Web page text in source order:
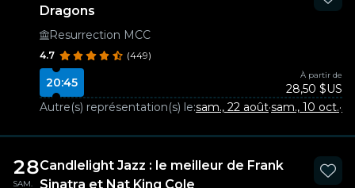
Dragons
Resurrection MCC
4.7 (449)
20:45
À partir de
28,50 $US
Autre(s) représentation(s) le:sam., 22 août·sam., 10 oct.·
28
SAM.
Candlelight Jazz : le meilleur de Frank
Sinatra et Nat King Cole